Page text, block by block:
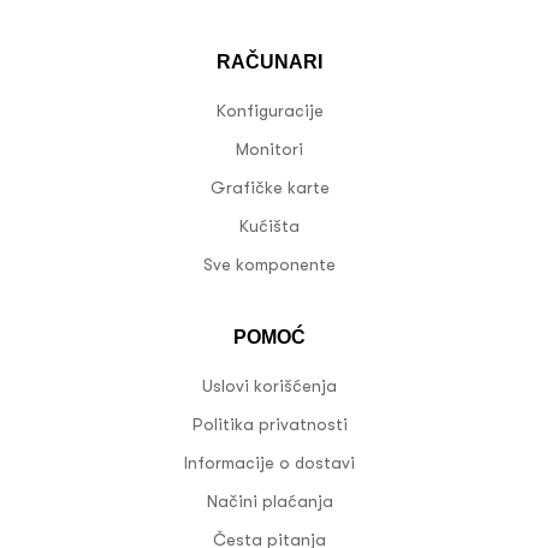
RAČUNARI
Konfiguracije
Monitori
Grafičke karte
Kućišta
Sve komponente
POMOĆ
Uslovi korišćenja
Politika privatnosti
Informacije o dostavi
Načini plaćanja
Česta pitanja